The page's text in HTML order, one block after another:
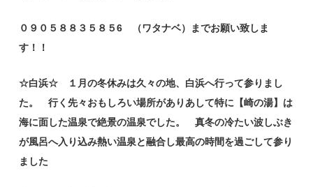
０９０５８８３５８５6 （ワタナベ）までお願い致しま
す！！
☆白浜☆ １月の冬休みは久々の地、白浜へ行って参りまし
た。 行く先々おもしろい場所がありあして特に【崎の湯】は
海に面した温泉で絶景の温泉でした。 真冬の冷たい波しぶき
が風呂へ入り込み熱い温泉と融合し最高の時間を過ごして参り
ました